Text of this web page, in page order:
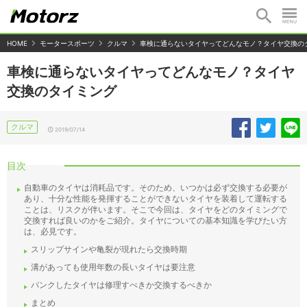
HOME モータースポーツ クルマ 車検に通らないタイヤってどんなモノ？タイヤ交換の
車検に通らないタイヤってどんなモノ？タイヤ
交換のタイミング
クルマ 2019/07/14
目次
自動車のタイヤは消耗品です。そのため、いつかは必ず交換する必要が
あり、十分な性能を発揮することができないタイヤを装着して運転する
ことは、リスクが伴います。そこで今回は、タイヤをどのタイミングで
交換すれば良いのかをご紹介。タイヤについての基本知識を学びたい方
は、必見です。
スリップサインや亀裂が現れたら交換時期
溝があっても使用年数の長いタイヤは要注意
パンクしたタイヤは修理すべきか交換するべきか
まとめ